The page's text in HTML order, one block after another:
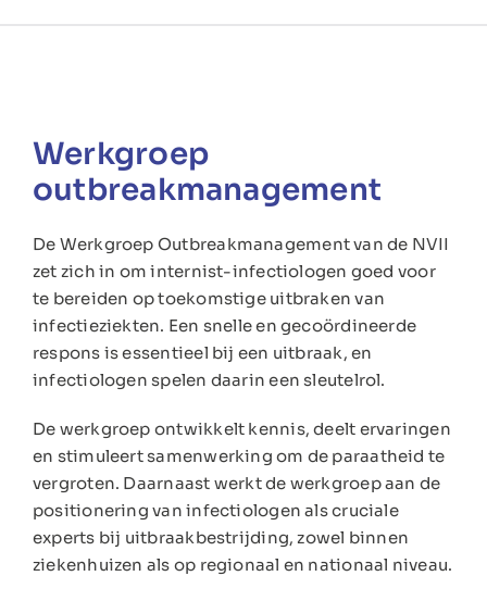
Werkgroep
outbreakmanagement
De Werkgroep Outbreakmanagement van de NVII
zet zich in om internist-infectiologen goed voor
te bereiden op toekomstige uitbraken van
infectieziekten. Een snelle en gecoördineerde
respons is essentieel bij een uitbraak, en
infectiologen spelen daarin een sleutelrol.
De werkgroep ontwikkelt kennis, deelt ervaringen
en stimuleert samenwerking om de paraatheid te
vergroten. Daarnaast werkt de werkgroep aan de
positionering van infectiologen als cruciale
experts bij uitbraakbestrijding, zowel binnen
ziekenhuizen als op regionaal en nationaal niveau.